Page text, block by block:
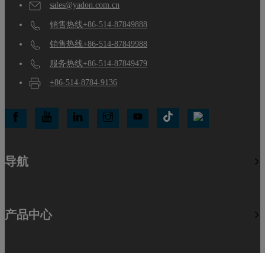
sales@yadon.com.cn
销售热线+86-514-87849888
销售热线+86-514-87849988
服务热线+86-514-87849479
+86-514-8784-9136
导航
产品中心